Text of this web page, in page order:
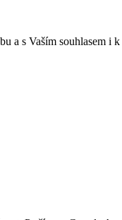
s Vaším souhlasem i